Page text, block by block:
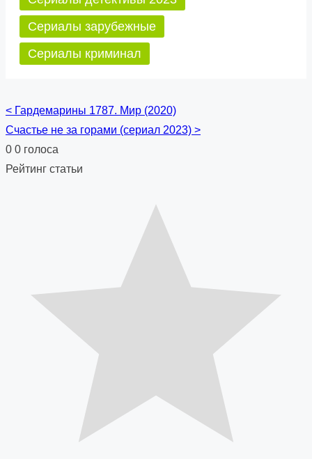
Сериалы зарубежные
Сериалы криминал
Posts
navigation
< Гардемарины 1787. Мир (2020)
Счастье не за горами (сериал 2023) >
0 0 голоса
Рейтинг статьи